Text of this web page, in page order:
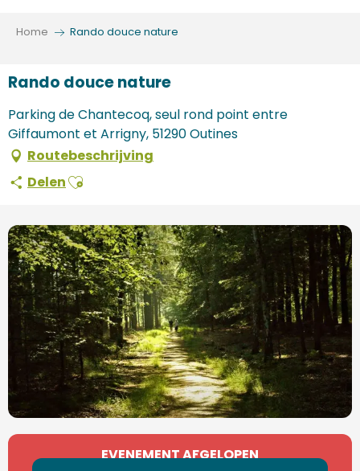
Home Rando douce nature
Rando douce nature
Parking de Chantecoq, seul rond point entre
Giffaumont et Arrigny, 51290 Outines
Routebeschrijving
DelenAjouter aux favoris
Openingstijden en contactgegevens
EVENEMENT AFGELOPEN